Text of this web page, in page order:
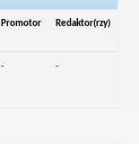
Promotor Redaktor(rzy)
- -